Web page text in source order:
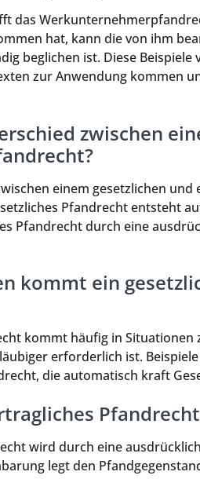
das
hat, kann die von ihm
beglichen ist. Diese
zur Anwendung kommen
zwischen
einem gesetzlichen
Pfandrecht entsteht
Pfandrecht durch eine
kommt ein
kommt häufig in
erforderlich ist.
die automatisch kraft
wird durch eine
legt den